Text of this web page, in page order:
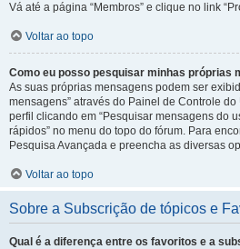
Vá até a página “Membros” e clique no link
Voltar ao topo
Como eu posso pesquisar minhas próprias
As suas próprias mensagens podem ser
mensagens” através do Painel de Controle
perfil clicando em “Pesquisar mensagens do
rápidos” no menu do topo do fórum. Para
Pesquisa Avançada e preencha as diversas
Voltar ao topo
Sobre a Subscrição de tópicos e
Qual é a diferença entre os favoritos e a